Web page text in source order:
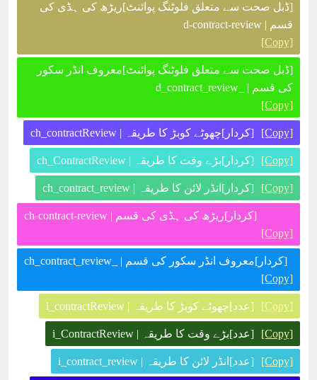
[ڈبل صحت سے متعلق فلوٹنگ پوائنٹ]ریڑھ کی ہڈی کی
قسم | d-contract-review
[Copy]
[ڈبل صحت سے متعلق فلوٹنگ پوائنٹ]معروف انڈر سکور
کی قسم | _d_contract_review
[Copy]
[کردار]چھوٹے کوبڑ کا طریقہ | ch_contractReview [Copy]
[کردار]بڑے وقت کا طریقہ | ch_ContractReview [Copy]
[کردار]انڈر لائن کا طریقہ | ch_contract_review [Copy]
[کردار]ریڑھ کی ہڈی کی قسم | ch-contract-review
[Copy]
[کردار]معروف انڈر سکور کی قسم | _ch_contract_review
[Copy]
[عدد]چھوٹے کوبڑ کا طریقہ | i_contractReview [Copy]
[عدد]بڑے وقت کا طریقہ | i_ContractReview [Copy]
[عدد]انڈر لائن کا طریقہ | i_contract_review [Copy]